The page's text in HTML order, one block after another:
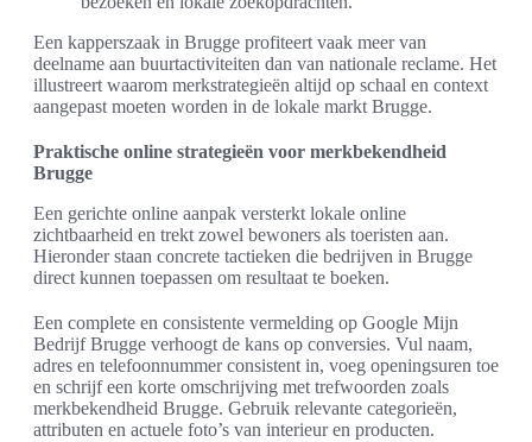
Een kapperszaak in Brugge profiteert vaak meer van
deelname aan buurtactiviteiten dan van nationale reclame. Het
illustreert waarom merkstrategieën altijd op schaal en context
aangepast moeten worden in de lokale markt Brugge.
Praktische online strategieën voor merkbekendheid
Brugge
Een gerichte online aanpak versterkt lokale online
zichtbaarheid en trekt zowel bewoners als toeristen aan.
Hieronder staan concrete tactieken die bedrijven in Brugge
direct kunnen toepassen om resultaat te boeken.
Een complete en consistente vermelding op Google Mijn
Bedrijf Brugge verhoogt de kans op conversies. Vul naam,
adres en telefoonnummer consistent in, voeg openingsuren toe
en schrijf een korte omschrijving met trefwoorden zoals
merkbekendheid Brugge. Gebruik relevante categorieën,
attributen en actuele foto’s van interieur en producten.